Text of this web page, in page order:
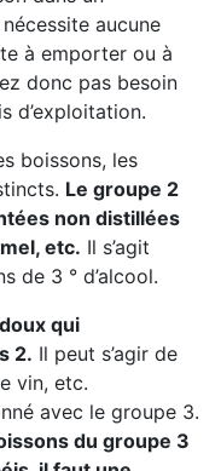
aucune
à emporter ou à
donc pas besoin
d’exploitation.
boissons, les
Le groupe 2
non distillées
etc. Il s’agit
de 3 ° d’alcool.
qui
2. Il peut s’agir de
vin, etc.
avec le groupe 3.
du groupe 3